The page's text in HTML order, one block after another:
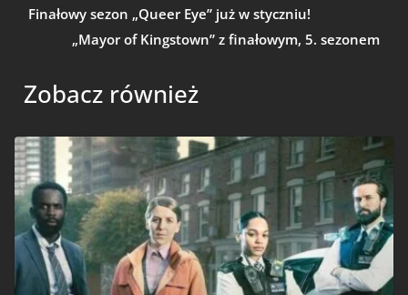
Finałowy sezon „Queer Eye” już w styczniu!
„Mayor of Kingstown” z finałowym, 5. sezonem
Zobacz również